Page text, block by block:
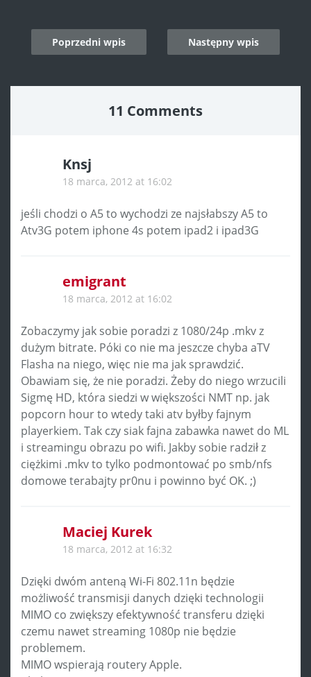
Post
navigation
Poprzedni wpis Następny wpis
11 Comments
Knsj
18 marca, 2012 at 16:02
jeśli chodzi o A5 to wychodzi ze najsłabszy A5 to
Atv3G potem iphone 4s potem ipad2 i ipad3G
emigrant
18 marca, 2012 at 16:02
Zobaczymy jak sobie poradzi z 1080/24p .mkv z
dużym bitrate. Póki co nie ma jeszcze chyba aTV
Flasha na niego, więc nie ma jak sprawdzić.
Obawiam się, że nie poradzi. Żeby do niego wrzucili
Sigmę HD, która siedzi w większości NMT np. jak
popcorn hour to wtedy taki atv byłby fajnym
playerkiem. Tak czy siak fajna zabawka nawet do ML
i streamingu obrazu po wifi. Jakby sobie radził z
ciężkimi .mkv to tylko podmontować po smb/nfs
domowe terabajty pr0nu i powinno być OK. ;)
Maciej Kurek
18 marca, 2012 at 16:32
Dzięki dwóm anteną Wi-Fi 802.11n będzie
możliwość transmisji danych dzięki technologii
MIMO co zwiększy efektywność transferu dzięki
czemu nawet streaming 1080p nie będzie
problemem.
MIMO wspierają routery Apple.